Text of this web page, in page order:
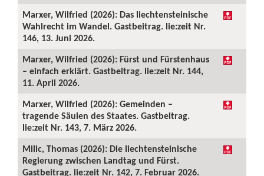
Marxer, Wilfried (2026): Das liechtensteinische
Wahlrecht im Wandel. Gastbeitrag. lie:zeit Nr.
146, 13. Juni 2026.
Marxer, Wilfried (2026): Fürst und Fürstenhaus
– einfach erklärt. Gastbeitrag. lie:zeit Nr. 144,
11. April 2026.
Marxer, Wilfried (2026): Gemeinden –
tragende Säulen des Staates. Gastbeitrag.
lie:zeit Nr. 143, 7. März 2026.
Milic, Thomas (2026): Die liechtensteinische
Regierung zwischen Landtag und Fürst.
Gastbeitrag. lie:zeit Nr. 142, 7. Februar 2026.